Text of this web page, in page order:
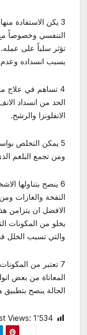
3 يكن الاستفادة
التنفسي وخصوصاً مع
تؤثر سلباً على
يسبب انسداده
4 تساهم في علاج
الحد من انسداد
الانفلونزا والرشح.
​5 يمكن التخلص
ومن تجمع البلغم
6 ينصح بتناولها
النفخة والغازات
الافضل ان يتزامن
يخلو من المكونات
والتي تسبب الخلل
7 تعتبر من
المعاناة من بعض
الحالة ينصح
Views: 1٬534